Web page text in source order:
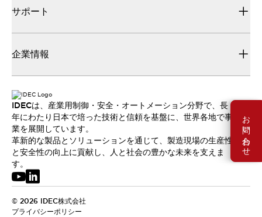
お問い合わせ
サポート
企業情報
IDECは、産業用制御・安全・オートメーション分野で、長
年にわたり日本で培った技術と信頼を基盤に、世界各地で事
業を展開しています。
革新的な製品とソリューションを通じて、製造現場の生産性
と安全性の向上に貢献し、人と社会の豊かな未来を支えま
す。
© 2026 IDEC株式会社
プライバシーポリシー